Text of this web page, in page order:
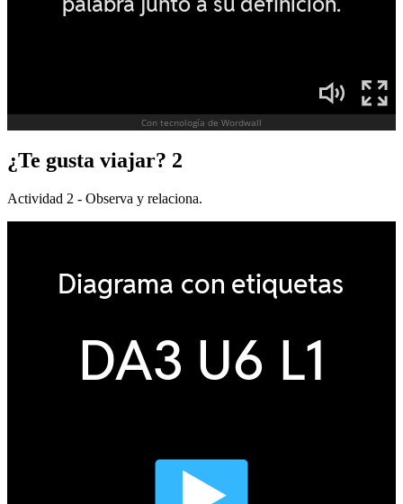
¿Te gusta viajar? 2
Actividad 2 - Observa y relaciona.